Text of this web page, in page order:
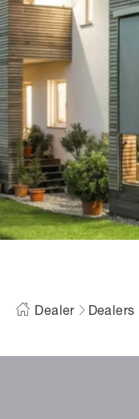
Dealer Dealers